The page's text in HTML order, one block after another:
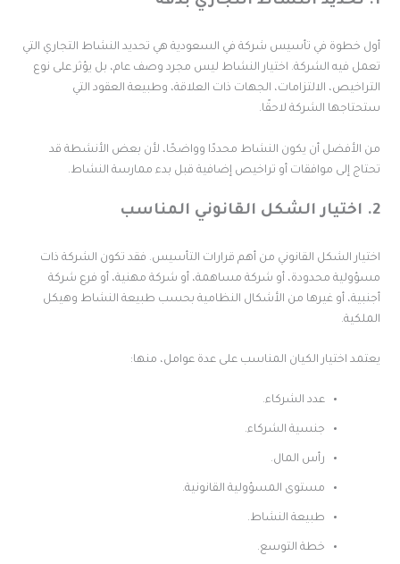
خطوة في تأسيس شركة في السعودية هي تحديد النشاط التجاري التي
فيه الشركة. اختيار النشاط ليس مجرد وصف عام، بل يؤثر على نوع
الالتزامات، الجهات ذات العلاقة، وطبيعة العقود التي
الشركة لاحقًا.
الأفضل أن يكون النشاط محددًا وواضحًا، لأن بعض الأنشطة قد
إلى موافقات أو تراخيص إضافية قبل بدء ممارسة النشاط.
الشكل القانوني من أهم قرارات التأسيس. فقد تكون الشركة ذات
محدودة، أو شركة مساهمة، أو شركة مهنية، أو فرع شركة
أو غيرها من الأشكال النظامية بحسب طبيعة النشاط وهيكل
اختيار الكيان المناسب على عدة عوامل، منها:
عدد الشركاء.
جنسية الشركاء.
رأس المال.
مستوى المسؤولية القانونية.
طبيعة النشاط.
خطة التوسع.